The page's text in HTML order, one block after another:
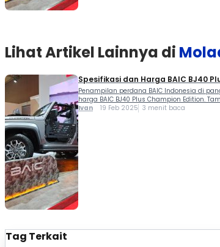
Lihat Artikel Lainnya di
Spesifikasi dan Harga BAIC BJ40
Penampilan perdana BAIC Indonesia di
harga BAIC BJ40 Plus Champion Edition.
Ivan 19 Feb 2025 3 menit baca
Tag Terkait